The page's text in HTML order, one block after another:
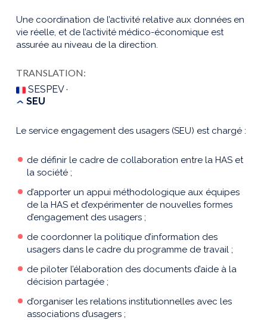
Une coordination de l’activité relative aux données en
vie réelle, et de l’activité médico-économique est
assurée au niveau de la direction.
TRANSLATION:
SESPEV ·
SEU
Le service engagement des usagers (SEU) est chargé :
de définir le cadre de collaboration entre la HAS et
la société ;
d’apporter un appui méthodologique aux équipes
de la HAS et d’expérimenter de nouvelles formes
d’engagement des usagers ;
de coordonner la politique d’information des
usagers dans le cadre du programme de travail ;
de piloter l’élaboration des documents d’aide à la
décision partagée ;
d’organiser les relations institutionnelles avec les
associations d’usagers ;